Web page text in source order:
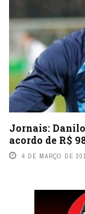
Jornais:
acordo de R$
4 DE MARÇO DE